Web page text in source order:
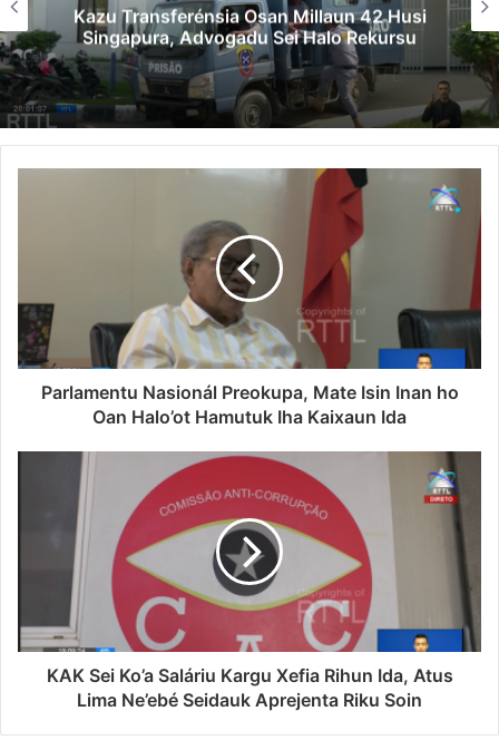
Kazu Transferénsia Osan Millaun 42 Husi
Singapura, Advogadu Sei Halo Rekursu
Parlamentu Nasionál Preokupa, Mate Isin Inan ho
Oan Halo’ot Hamutuk Iha Kaixaun Ida
KAK Sei Ko’a Saláriu Kargu Xefia Rihun Ida, Atus
Lima Ne’ebé Seidauk Aprejenta Riku Soin